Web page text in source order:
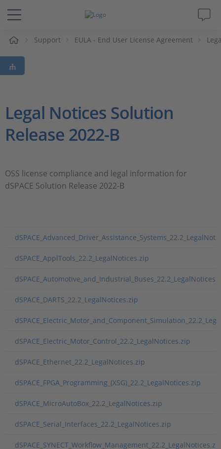
Lösungen & Produkte
Support
Magazin
Karriere
Support EULA - End User License Agreement
Legal Notices Solution
Release 2022-B
OSS license compliance and legal information for
dSPACE Solution Release 2022-B
dSPACE_ApplTools_22.2_LegalNotices.zip
dSPACE_DARTS_22.2_LegalNotices.zip
dSPACE_Electric_Motor_Control_22.2_LegalNotices.zip
dSPACE_Ethernet_22.2_LegalNotices.zip
dSPACE_FPGA_Programming_(XSG)_22.2_LegalNotices.zip
dSPACE_MicroAutoBox_22.2_LegalNotices.zip
dSPACE_Serial_Interfaces_22.2_LegalNotices.zip